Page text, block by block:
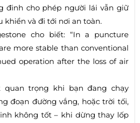
đinh cho phép người lái vẫn giữ
khiển và đi tới nơi an toàn.
cho biết: “In a puncture
more stable than conventional
operation after the loss of air
quan trọng khi bạn đang chạy
đoạn đường vắng, hoặc trời tối,
không tốt – khi dừng thay lốp